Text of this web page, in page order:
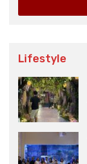
Lifestyle